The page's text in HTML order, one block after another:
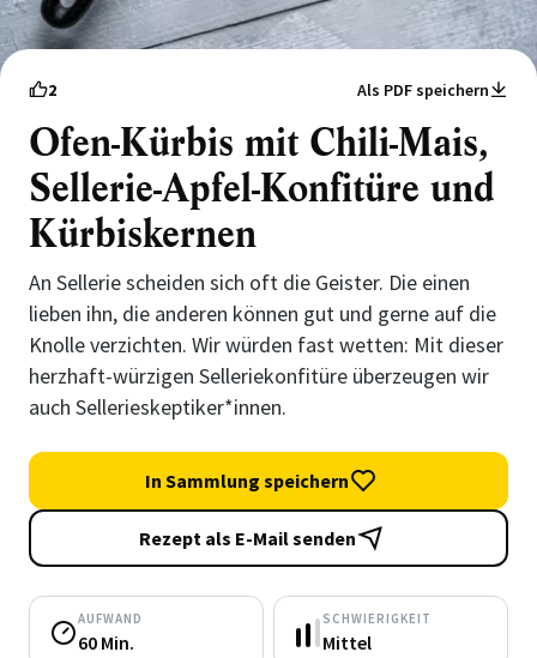
2 Als PDF speichern
Ofen-Kürbis mit Chili-Mais,
Sellerie-Apfel-Konfitüre und
Kürbiskernen
An Sellerie scheiden sich oft die Geister. Die einen
lieben ihn, die anderen können gut und gerne auf die
Knolle verzichten. Wir würden fast wetten: Mit dieser
herzhaft-würzigen Selleriekonfitüre überzeugen wir
auch Sellerieskeptiker*innen.
In Sammlung speichern
Rezept als E-Mail senden
AUFWAND
60 Min.
SCHWIERIGKEIT
Mittel